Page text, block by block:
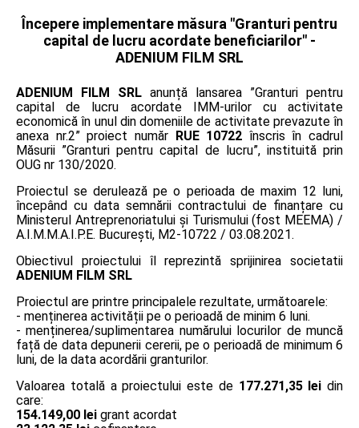
Începere implementare măsura "Granturi pentru
capital de lucru acordate beneficiarilor" -
ADENIUM FILM SRL
ADENIUM FILM SRL anunță lansarea ”Granturi pentru
capital de lucru acordate IMM-urilor cu activitate
economică în unul din domeniile de activitate prevazute în
anexa nr.2” proiect număr RUE 10722 înscris în cadrul
Măsurii ”Granturi pentru capital de lucru”, instituită prin
OUG nr 130/2020.
Proiectul se derulează pe o perioada de maxim 12 luni,
începând cu data semnării contractului de finanțare cu
Ministerul Antreprenoriatului și Turismului (fost MEEMA) /
A.I.M.M.A.I.P.E. București, M2-10722 / 03.08.2021.
Obiectivul proiectului îl reprezintă sprijinirea societatii
ADENIUM FILM SRL
Proiectul are printre principalele rezultate, următoarele:
- menținerea activității pe o perioadă de minim 6 luni.
- menținerea/suplimentarea numărului locurilor de muncă
față de data depunerii cererii, pe o perioadă de minimum 6
luni, de la data acordării granturilor.
Valoarea totală a proiectului este de 177.271,35 lei din
care:
154.149,00 lei grant acordat